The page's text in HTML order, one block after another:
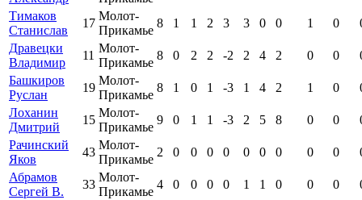
Тимаков
Станислав
17
Молот-
Прикамье
8 1 1 2 3 3 0 0 1 0
Дравецки
Владимир
11
Молот-
Прикамье
8 0 2 2 -2 2 4 2 0 0
Башкиров
Руслан
19
Молот-
Прикамье
8 1 0 1 -3 1 4 2 1 0
Лоханин
Дмитрий
15
Молот-
Прикамье
9 0 1 1 -3 2 5 8 0 0
Рачинский
Яков
43
Молот-
Прикамье
2 0 0 0 0 0 0 0 0 0
Абрамов
Сергей В.
33
Молот-
Прикамье
4 0 0 0 0 1 1 0 0 0